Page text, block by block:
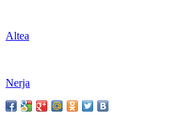
Altea
Nerja